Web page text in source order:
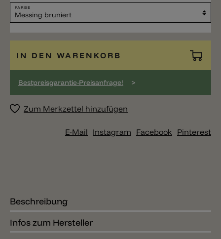
FARBE
IN DEN WARENKORB
Bestpreisgarantie-Preisanfrage! >
Zum Merkzettel hinzufügen
E-Mail Instagram Facebook Pinterest
Beschreibung
Infos zum Hersteller